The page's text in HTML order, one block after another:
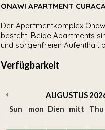
ONAWI APARTMENT
Der Apartmentkomplex
besteht. Beide Apartments
und sorgenfreien Aufenthalt
Verfügbarkeit
AUGUSTUS
Sun
mon Dien mitt Thu